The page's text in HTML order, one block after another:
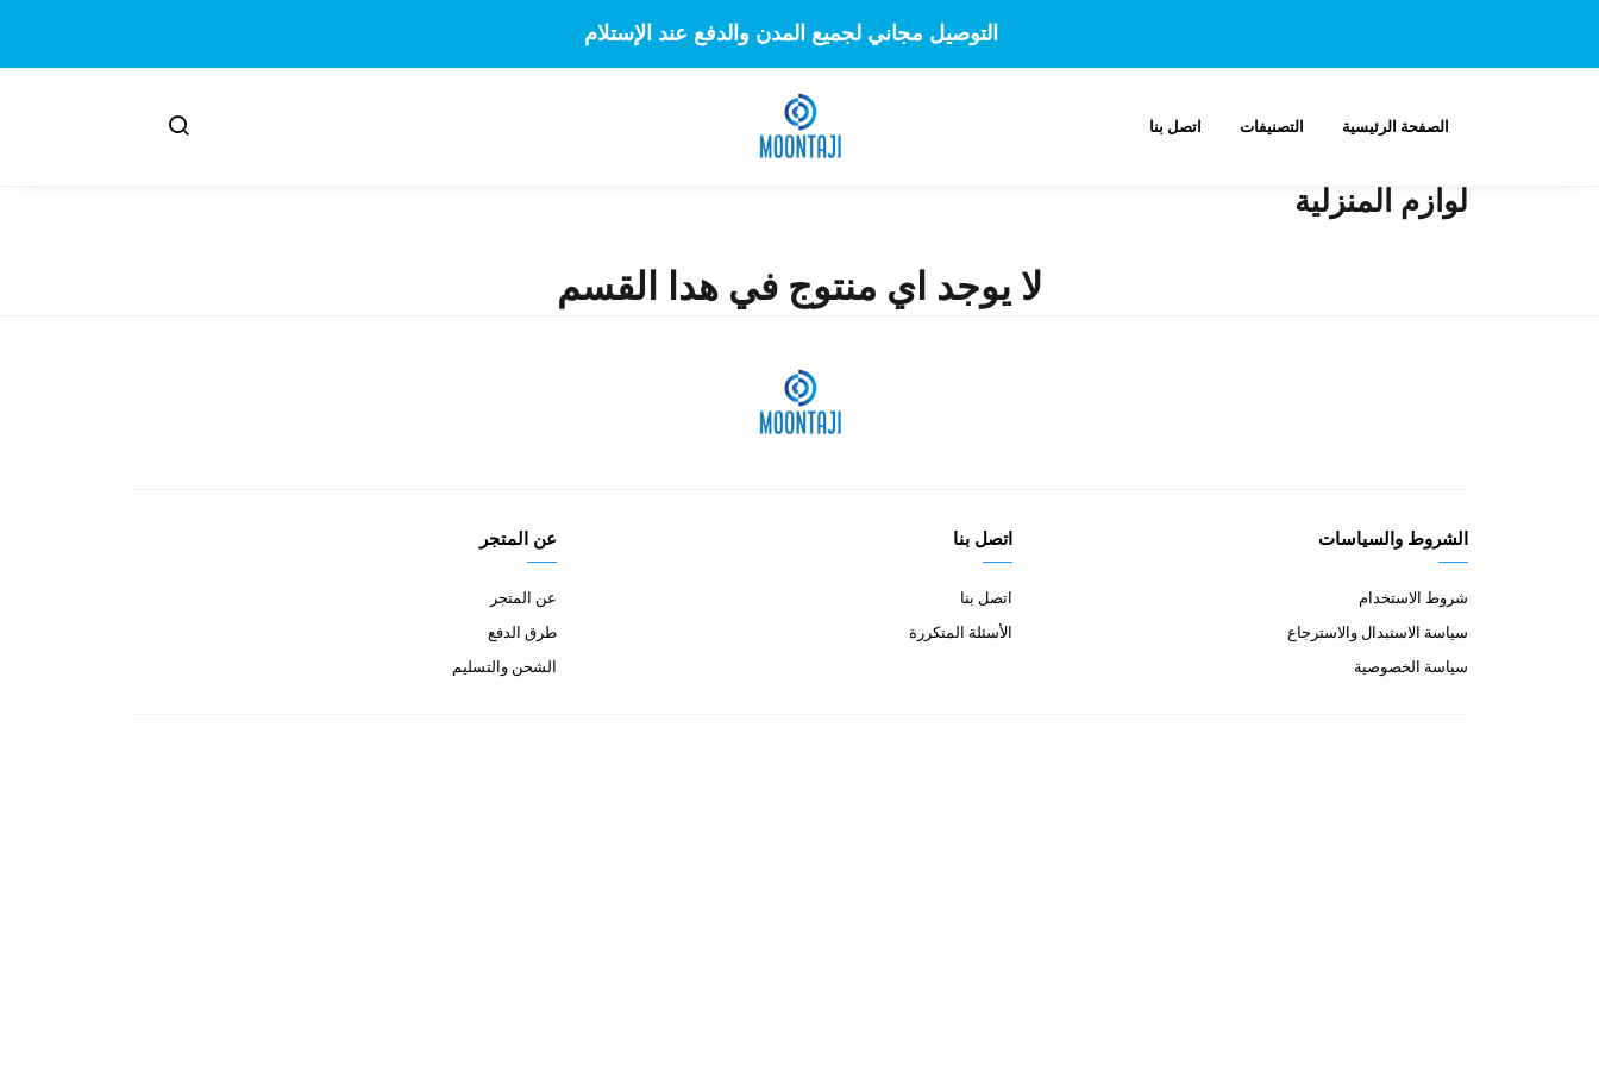
التوصيل مجاني لجميع المدن والدفع عند الإستلام
الصفحة الرئيسية التصنيفات اتصل بنا
لوازم المنزلية
لا يوجد اي منتوج في هدا القسم
الشروط والسياسات
شروط الاستخدام
سياسة الاستبدال والاسترجاع
سياسة الخصوصية
اتصل بنا
اتصل بنا
الأسئلة المتكررة
عن المتجر
عن المتجر
طرق الدفع
الشحن والتسليم